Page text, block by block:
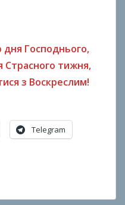
дня Господнього,
Страсного тижня,
з Воскреслим!
Telegram